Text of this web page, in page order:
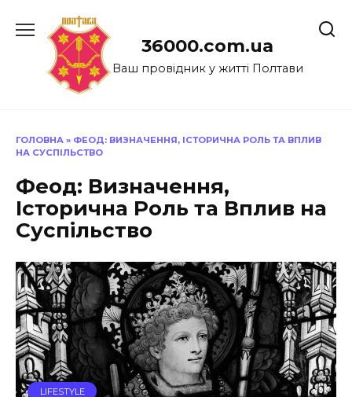
до
36000.com.ua
Ваш провідник у житті Полтави
ГОЛОВНА » ФЕОД: ВИЗНАЧЕННЯ, ІСТОРИЧНА РОЛЬ ТА ВПЛИВ
НА СУСПІЛЬСТВО
Феод: Визначення,
Історична Роль та Вплив на
Суспільство
LIFESTYLE